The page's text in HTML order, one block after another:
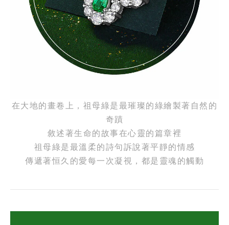
在大地的畫卷上，祖母綠是最璀璨的綠繪製著自然的
奇蹟
敘述著生命的故事在心靈的篇章裡
祖母綠是最溫柔的詩句訴說著平靜的情感
傳遞著恒久的愛每一次凝視，都是靈魂的觸動